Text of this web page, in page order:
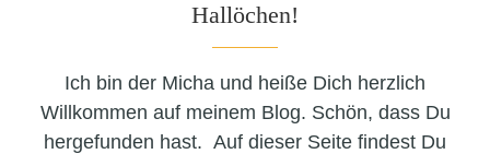
Hallöchen!
Ich bin der Micha und heiße Dich herzlich
Willkommen auf meinem Blog. Schön, dass Du
hergefunden hast. Auf dieser Seite findest Du